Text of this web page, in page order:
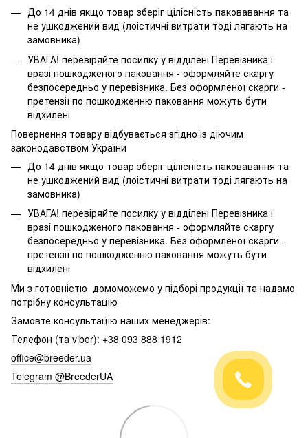
До 14 днів якщо товар зберіг цілісність паковавання та
не ушкоджений вид (лоістичні витрати тоді лягають на
замовника)
УВАГА! перевіряйте посилку у відділені Перевізника і
вразі пошкодженого паковання - оформляйте скаргу
безпосередньо у перевізника. Без оформленої скарги -
претензії по пошкодженню паковання можуть бути
відхилені
Повернення товару відбувається згідно із діючим
законодавством України
До 14 днів якщо товар зберіг цілісність паковавання та
не ушкоджений вид (лоістичні витрати тоді лягають на
замовника)
УВАГА! перевіряйте посилку у відділені Перевізника і
вразі пошкодженого паковання - оформляйте скаргу
безпосередньо у перевізника. Без оформленої скарги -
претензії по пошкодженню паковання можуть бути
відхилені
Ми з готовністю домоможемо у підборі продукції та надамо
потрібну консультацію
Замовте консультацію наших менеджерів:
Телефон (та viber): +38 093 888 1912
office@breeder.ua
Telegram @BreederUA